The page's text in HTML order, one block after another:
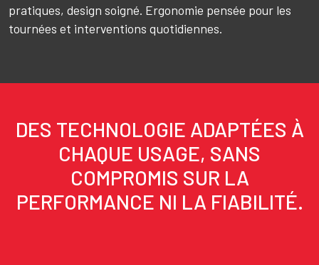
pratiques, design soigné. Ergonomie pensée pour les
tournées et interventions quotidiennes.
Texte
DES TECHNOLOGIE ADAPTÉES À
CHAQUE USAGE, SANS
COMPROMIS SUR LA
PERFORMANCE NI LA FIABILITÉ.